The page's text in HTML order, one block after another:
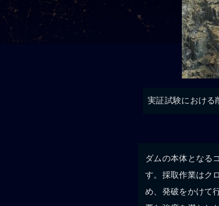
実証試験における
ダムの本体となる
す。採取作業はク
め、発破をかけて